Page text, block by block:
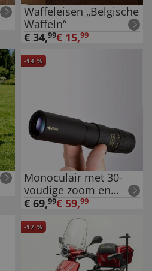
Waffeleisen „Belgische
Waffeln“
€34,99€ 15,99
-14 %
Monoculair met 30-
voudige zoom en
macro
€69,99€ 59,99
-17 %